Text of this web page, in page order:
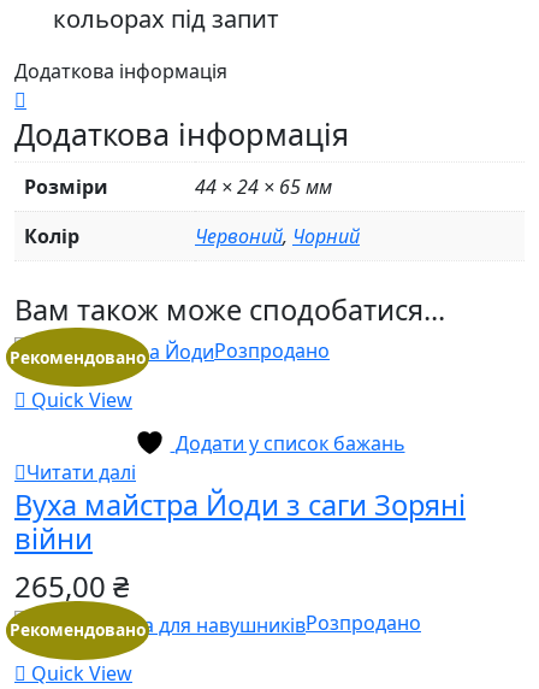
кольорах під запит
Додаткова інформація
Додаткова інформація
Розміри
44 × 24 × 65 мм
Колір
Червоний, Чорний
Вам також може сподобатися...
Розпродано
Quick View
Додати у список бажань
Рекомендовано
Читати далі
Вуха майстра Йоди з саги Зоряні
війни
265,00 ₴
Розпродано
Quick View
Рекомендовано